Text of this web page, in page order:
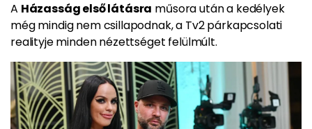
A Házasság első látásra műsora után a kedélyek
még mindig nem csillapodnak, a Tv2 párkapcsolati
realityje minden nézettséget felülmúlt.